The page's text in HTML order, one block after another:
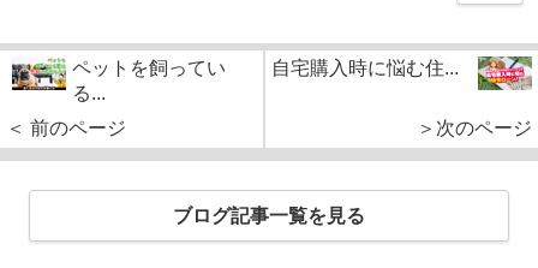
ペットを飼ってい
る...
＜ 前のページ
自宅購入時に悩む住...
＞次のページ
ブログ記事一覧を見る